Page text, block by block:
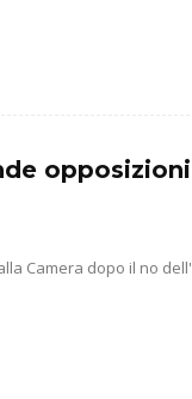
Camera dopo il no